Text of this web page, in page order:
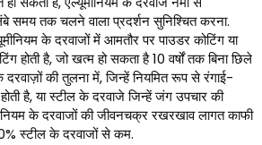
समय तक चलने वाला प्रदर्शन सुनिश्चित करना.
के दरवाजों में आमतौर पर पाउडर कोटिंग या
होती है, जो खत्म हो सकता है 10 वर्षों तक बिना छिले
की तुलना में, जिन्हें नियमित रूप से रंगाई-
है, या स्टील के दरवाजे जिन्हें जंग उपचार की
के दरवाजों की जीवनचक्र रखरखाव लागत काफी
स्टील के दरवाजों से कम.